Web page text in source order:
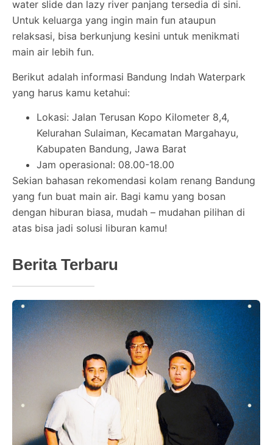
water slide dan lazy river panjang tersedia di sini.
Untuk keluarga yang ingin main fun ataupun
relaksasi, bisa berkunjung kesini untuk menikmati
main air lebih fun.
Berikut adalah informasi Bandung Indah Waterpark
yang harus kamu ketahui:
Lokasi: Jalan Terusan Kopo Kilometer 8,4,
Kelurahan Sulaiman, Kecamatan Margahayu,
Kabupaten Bandung, Jawa Barat
Jam operasional: 08.00-18.00
Sekian bahasan rekomendasi kolam renang Bandung
yang fun buat main air. Bagi kamu yang bosan
dengan hiburan biasa, mudah – mudahan pilihan di
atas bisa jadi solusi liburan kamu!
Berita Terbaru